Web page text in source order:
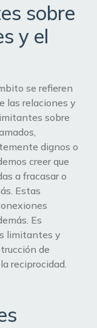
sobre
y el
se refieren
las relaciones y
sobre
dignos o
creer que
a fracasar o
Estas
Es
limitantes y
de
reciprocidad.